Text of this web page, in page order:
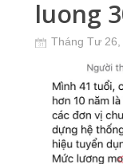
luong
Tháng Tư 26,